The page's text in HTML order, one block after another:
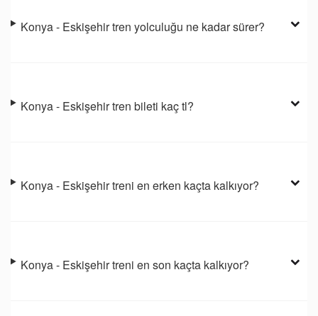
Konya - Eskişehir tren yolculuğu ne kadar sürer?
Konya - Eskişehir tren bileti kaç tl?
Konya - Eskişehir treni en erken kaçta kalkıyor?
Konya - Eskişehir treni en son kaçta kalkıyor?